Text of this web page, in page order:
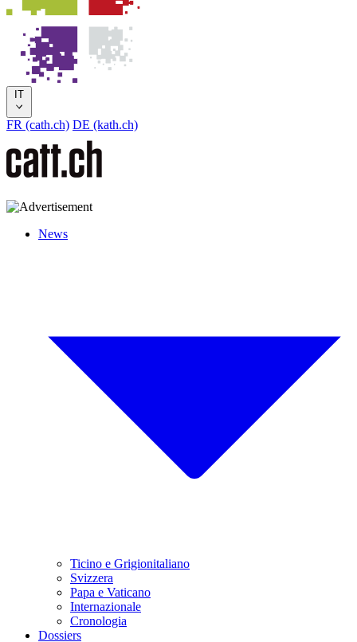
IT
FR (cath.ch) DE (kath.ch)
News
Ticino e Grigionitaliano
Svizzera
Papa e Vaticano
Internazionale
Cronologia
Dossiers